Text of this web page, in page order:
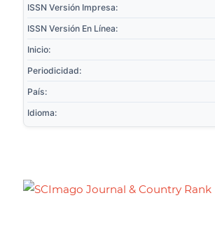
ISSN Versión Impresa:
ISSN Versión En Línea:
Inicio:
Periodicidad:
País:
Idioma: